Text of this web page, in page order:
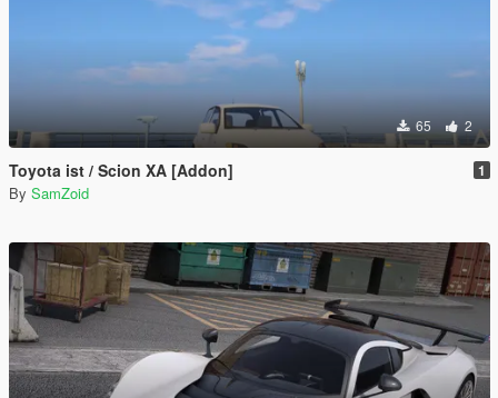
65 2
Toyota ist / Scion XA [Addon] 1
By SamZoid